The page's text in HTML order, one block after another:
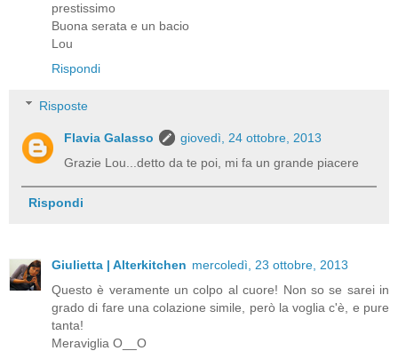
prestissimo
Buona serata e un bacio
Lou
Rispondi
Risposte
Flavia Galasso
giovedì, 24 ottobre, 2013
Grazie Lou...detto da te poi, mi fa un grande piacere
Rispondi
Giulietta | Alterkitchen mercoledì, 23 ottobre, 2013
Questo è veramente un colpo al cuore! Non so se sarei in
grado di fare una colazione simile, però la voglia c'è, e pure
tanta!
Meraviglia O__O